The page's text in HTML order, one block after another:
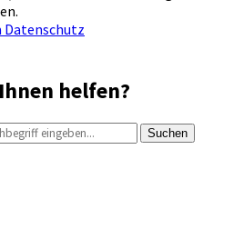
helfen?
Suchen